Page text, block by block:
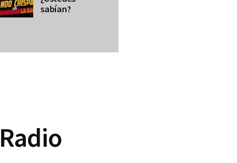
sabían?